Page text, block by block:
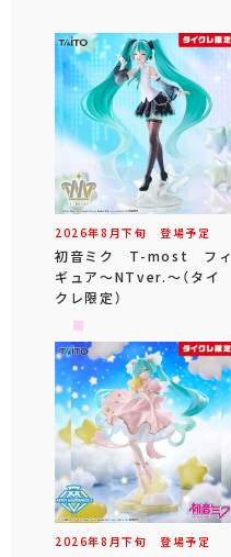
2026年8 月下旬 登場予定
初音ミク T-most フィ
ギュア～NTver.～（タイ
クレ限定）
2026年8 月下旬 登場予定